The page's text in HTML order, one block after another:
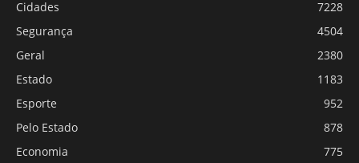
Cidades
7228
Segurança
4504
Geral
2380
Estado
1183
Esporte
952
Pelo Estado
878
Economia
775